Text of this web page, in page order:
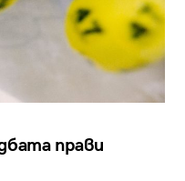
прави